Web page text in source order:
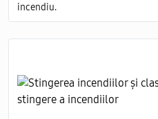
incendiu.